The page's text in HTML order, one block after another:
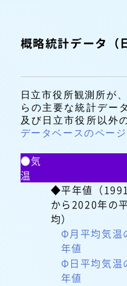
概略統計データ（
日立市役所観測所が
らの主要な統計デー
及び日立市役所以外
データベースのページ
●気
温
◆平年値（
から2020年の
均）
Φ月平均気温
年値
Φ日平均気温
年値